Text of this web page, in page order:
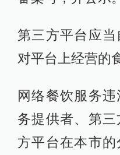
第三方平台应
对平台上经营的
网络餐饮服务
务提供者、第
方平台在本市